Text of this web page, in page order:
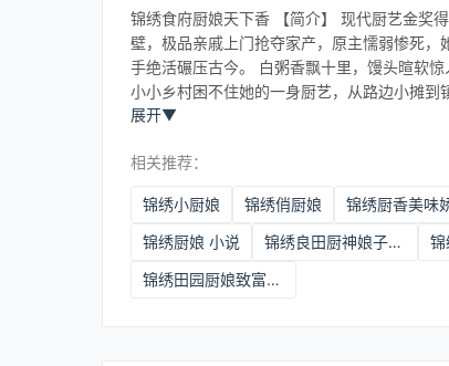
锦绣食府厨娘天下香 【简介】 现代厨艺金奖
壁，极品亲戚上门抢夺家产，原主懦弱惨死
手绝活碾压古今。 白粥香飘十里，馒头暄软
小小乡村困不住她的一身厨艺，从路边小摊到
展开▼
相关推荐：
锦绣小厨娘 锦绣俏厨娘
锦绣厨娘 小说
锦绣良田厨神娘子要崛起txt
锦绣田园厨娘致富忙全文免费阅读